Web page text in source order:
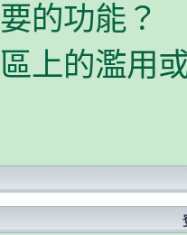
的功能？
上的濫用